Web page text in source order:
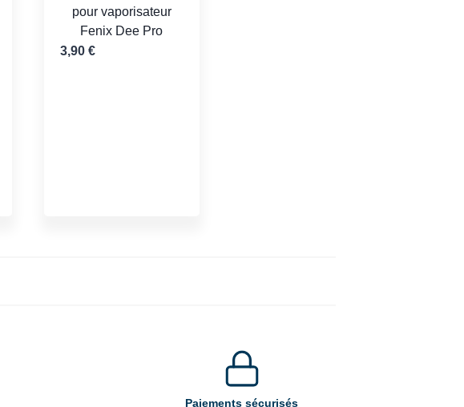
pour vaporisateur
Fenix Dee Pro
3,90 €
Paiements sécurisés